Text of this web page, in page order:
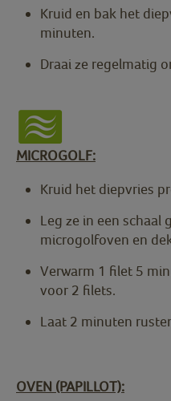
Kruid en bak het
minuten.
Draai ze regelmatig
MICROGOLF:
Kruid het diepvries
Leg ze in een schaal
microgolfoven en
Verwarm 1 filet 5
voor 2 filets.
Laat 2 minuten
OVEN (PAPILLOT):